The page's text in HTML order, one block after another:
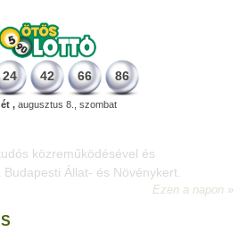
24 42 66 86
,augusztus 8., szombat
Judit, művésznevén Malvina költőnő.
Ezen a napon